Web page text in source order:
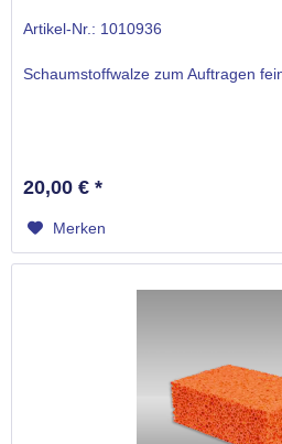
Artikel-Nr.: 1010936
Schaumstoffwalze zum Auftragen
20,00 € *
Merken